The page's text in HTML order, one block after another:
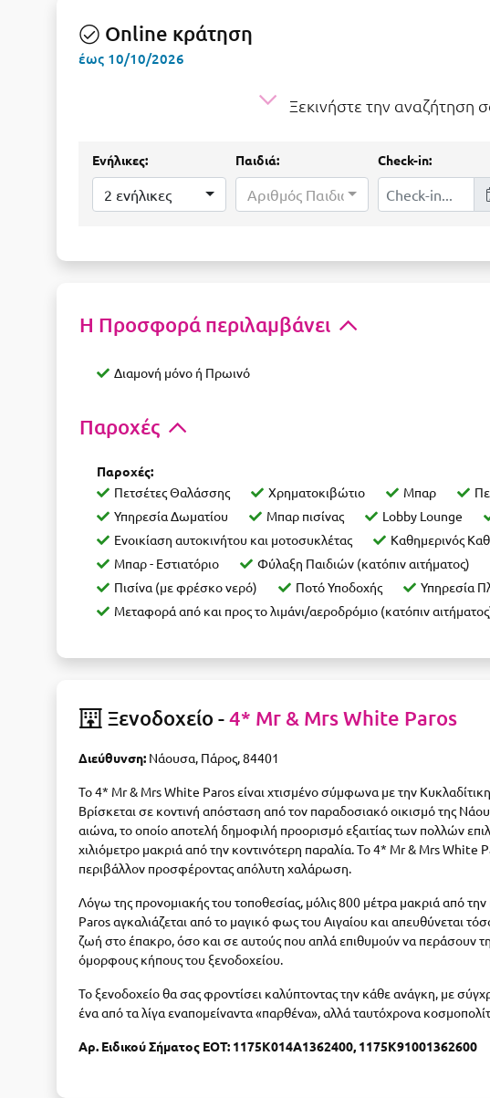
Online κράτηση
έως 10/10/2026
Ξεκινήστε την αναζήτηση
Ενήλικες:
2 ενήλικες
Παιδιά:
Αριθμός Παιδιών...
Check-in:
Η Προσφορά περιλαμβάνει
Διαμονή μόνο ή Πρωινό
Παροχές
Παροχές:
Πετσέτες Θαλάσσης
Χρηματοκιβώτιο Μπαρ
Υπηρεσία Δωματίου
Μπαρ πισίνας Lobby Lounge
Ενοικίαση αυτοκινήτου και μοτοσυκλέτας
Καθημερινός
Μπαρ - Εστιατόριο
Φύλαξη Παιδιών (κατόπιν αιτήματος)
Πισίνα (με φρέσκο νερό)
Ποτό Υποδοχής Υπηρεσία
Μεταφορά από και προς το λιμάνι/αεροδρόμιο (κατόπιν
Ξενοδοχείο -4* Mr & Mrs White Paros
Διεύθυνση: Νάουσα, Πάρος, 84401
Το 4* Mr & Mrs White Paros είναι χτισμένο σύμφωνα με την
Βρίσκεται σε κοντινή απόσταση από τον παραδοσιακό οικισμό της
αιώνα, το οποίο αποτελή δημοφιλή προορισμό εξαιτίας των πολλών
χιλιόμετρο μακριά από την κοντινότερη παραλία. Το 4* Mr & Mrs White
περιβάλλον προσφέροντας απόλυτη χαλάρωση.
Λόγω της προνομιακής του τοποθεσίας, μόλις 800 μέτρα μακριά από
Paros αγκαλιάζεται από το μαγικό φως του Αιγαίου και απευθύνεται
ζωή στο έπακρο, όσο και σε αυτούς που απλά επιθυμούν να περάσουν
όμορφους κήπους του ξενοδοχείου.
Το ξενοδοχείο θα σας φροντίσει καλύπτοντας την κάθε ανάγκη, με
ένα από τα λίγα εναπομείναντα «παρθένα», αλλά ταυτόχρονα
Αρ. Ειδικού Σήματος ΕΟΤ: 1175K014A1362400, 1175Κ91001362600